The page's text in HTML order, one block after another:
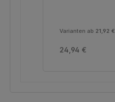
Varianten ab 21,92 €
Regulärer Preis:
24,94 €